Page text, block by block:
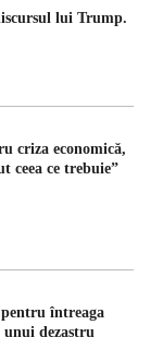
lui Trump.
criza economică,
ceea ce trebuie”
întreaga
unui dezastru